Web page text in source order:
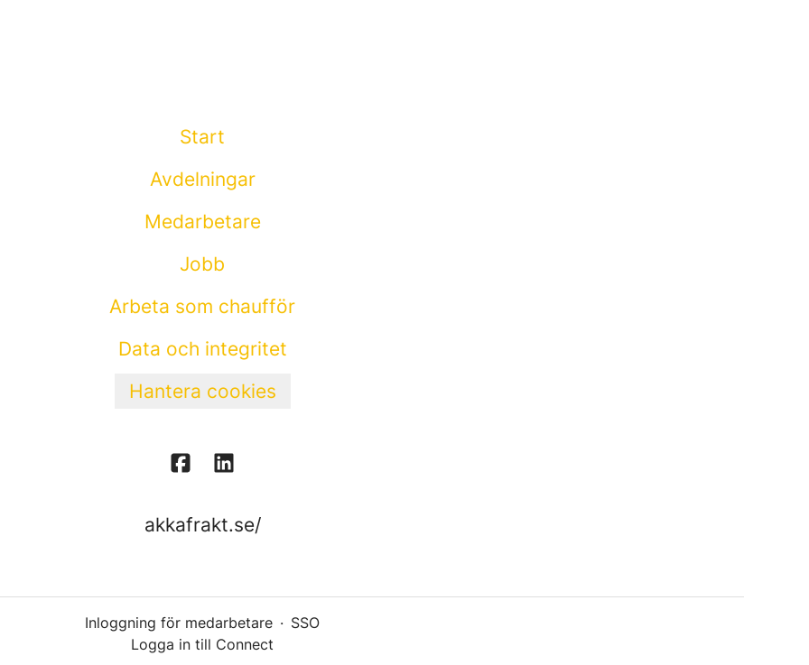
Start
Avdelningar
Medarbetare
Jobb
Arbeta som chaufför
Data och integritet
Hantera cookies
akkafrakt.se/
Inloggning för medarbetare · SSO
Logga in till Connect